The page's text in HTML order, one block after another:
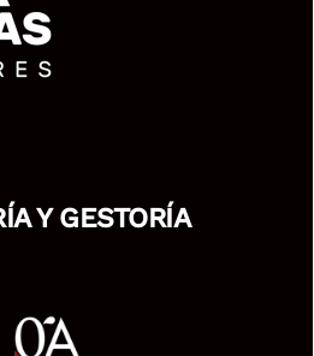
Y GESTORÍA